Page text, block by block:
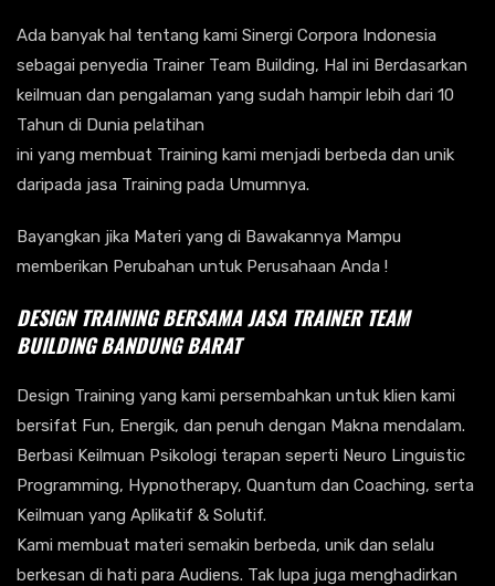
Ada banyak hal tentang kami Sinergi Corpora Indonesia
sebagai penyedia Trainer Team Building, Hal ini Berdasarkan
keilmuan dan pengalaman yang sudah hampir lebih dari 10
Tahun di Dunia pelatihan
ini yang membuat Training kami menjadi berbeda dan unik
daripada jasa Training pada Umumnya.
Bayangkan jika Materi yang di Bawakannya Mampu
memberikan Perubahan untuk Perusahaan Anda !
DESIGN TRAINING BERSAMAJASA TRAINER TEAM
BUILDING BANDUNG BARAT
Design Training yang kami persembahkan untuk klien kami
bersifat Fun, Energik, dan penuh dengan Makna mendalam.
Berbasi Keilmuan Psikologi terapan seperti Neuro Linguistic
Programming, Hypnotherapy, Quantum dan Coaching, serta
Keilmuan yang Aplikatif & Solutif.
Kami membuat materi semakin berbeda, unik dan selalu
berkesan di hati para Audiens. Tak lupa juga menghadirkan